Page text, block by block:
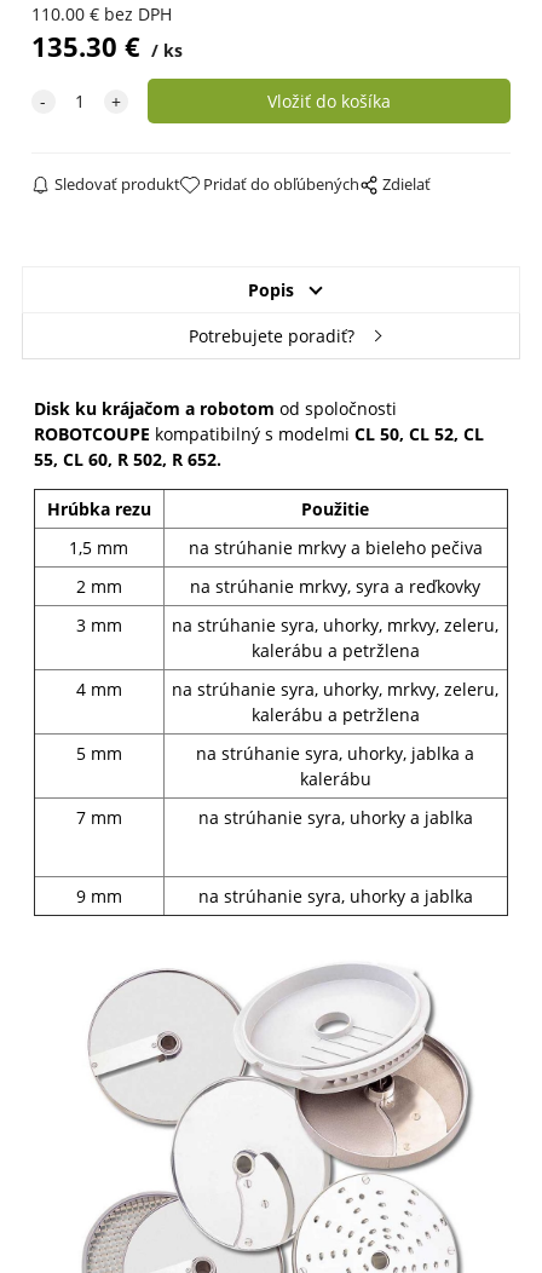
110.00€ bez DPH
135.30 € ks
Sledovať produkt Pridať do obľúbených Zdielať
Popis
Potrebujete poradiť?
Disk ku krájačom a robotom od spoločnosti
ROBOTCOUPE kompatibilný s modelmi CL 50, CL 52, CL
55, CL 60, R 502, R 652.
Hrúbka rezu
Použitie
1,5 mm
na strúhanie mrkvy a bieleho pečiva
2 mm
na strúhanie mrkvy, syra a reďkovky
3 mm
na strúhanie syra, uhorky, mrkvy, zeleru,
kalerábu a petržlena
4 mm
na strúhanie syra, uhorky, mrkvy, zeleru,
kalerábu a petržlena
5 mm
na strúhanie syra, uhorky, jablka a
kalerábu
7 mm
na strúhanie syra, uhorky a jablka
9 mm na strúhanie syra, uhorky a jablka